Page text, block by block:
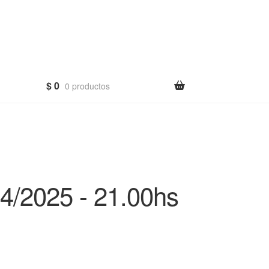
$0 0 productos
2025 - 21.00hs